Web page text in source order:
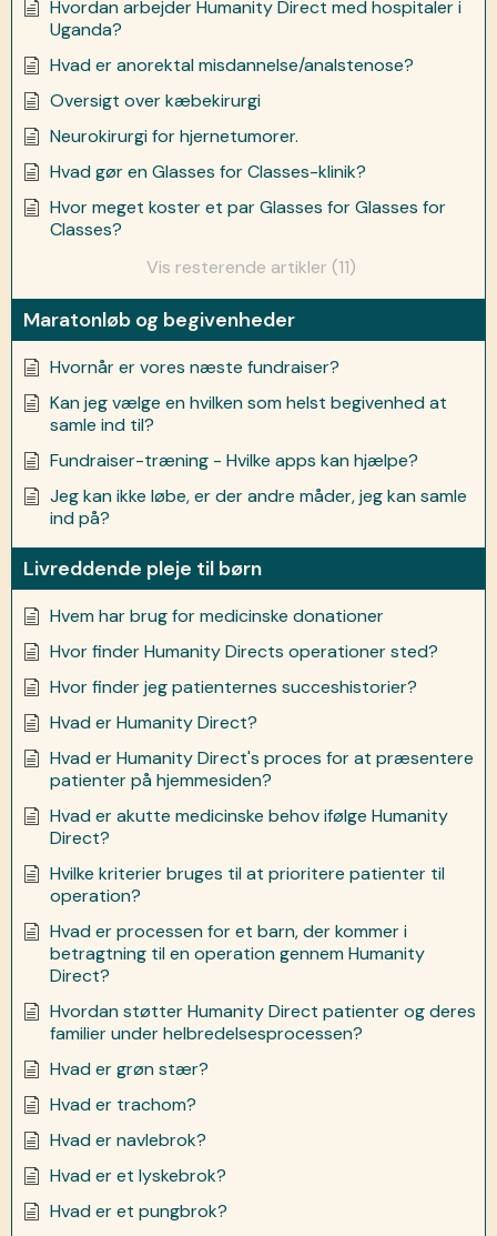
Hvordan arbejder Humanity Direct med hospitaler i
Uganda?
Hvad er anorektal misdannelse/analstenose?
Oversigt over kæbekirurgi
Neurokirurgi for hjernetumorer.
Hvad gør en Glasses for Classes-klinik?
Hvor meget koster et par Glasses for Glasses for
Classes?
Vis resterende artikler (11)
Maratonløb og begivenheder
Hvornår er vores næste fundraiser?
Kan jeg vælge en hvilken som helst begivenhed at
samle ind til?
Fundraiser-træning - Hvilke apps kan hjælpe?
Jeg kan ikke løbe, er der andre måder, jeg kan samle
ind på?
Livreddende pleje til børn
Hvem har brug for medicinske donationer
Hvor finder Humanity Directs operationer sted?
Hvor finder jeg patienternes succeshistorier?
Hvad er Humanity Direct?
Hvad er Humanity Direct's proces for at præsentere
patienter på hjemmesiden?
Hvad er akutte medicinske behov ifølge Humanity
Direct?
Hvilke kriterier bruges til at prioritere patienter til
operation?
Hvad er processen for et barn, der kommer i
betragtning til en operation gennem Humanity
Direct?
Hvordan støtter Humanity Direct patienter og deres
familier under helbredelsesprocessen?
Hvad er grøn stær?
Hvad er trachom?
Hvad er navlebrok?
Hvad er et lyskebrok?
Hvad er et pungbrok?